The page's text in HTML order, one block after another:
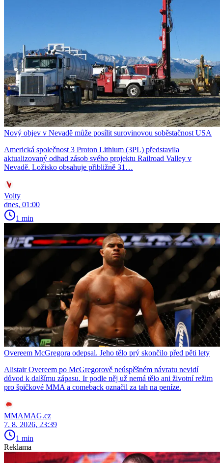
Nový objev v Nevadě může posílit surovinovou soběstačnost USA
Americká společnost 3 Proton Lithium (3PL) představila
aktualizovaný odhad zásob svého projektu Railroad Valley v
Nevadě. Ložisko obsahuje přibližně 31…
Volty
dnes, 01:00
1 min
Overeem McGregora odepsal. Jeho tělo prý skončilo před pěti lety
Alistair Overeem po McGregorově neúspěšném návratu nevidí
důvod k dalšímu zápasu. Ir podle něj už nemá tělo ani životní režim
pro špičkové MMA a comeback označil za tah na peníze.
MMAMAG.cz
7. 8. 2026, 23:39
1 min
Reklama